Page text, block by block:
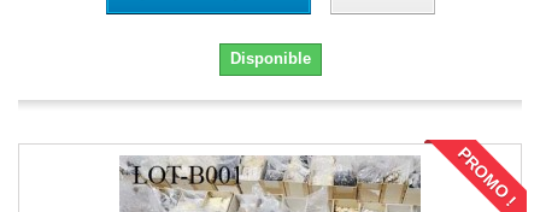
Disponible
PROMO !